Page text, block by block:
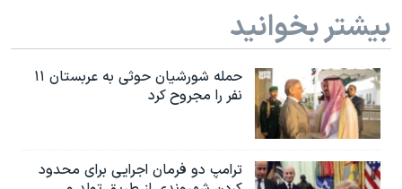
بیشتر بخوانید
حمله شورشیان حوثی به عربستان ۱۱
نفر را مجروح کرد
ترامپ دو فرمان اجرایی برای محدود